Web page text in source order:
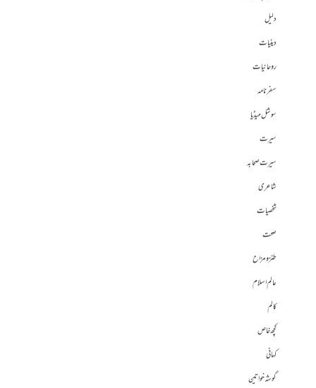
دلیل
دینیات
روحانیات
سفرنامہ
سوشل میڈیا
سیرت
سیرت صحابہ
شاعری
شخصیات
صحت
طنز و مزاح
عالم اسلام
کالم
کچھ خاص
کہانی
گوشہ خواتین